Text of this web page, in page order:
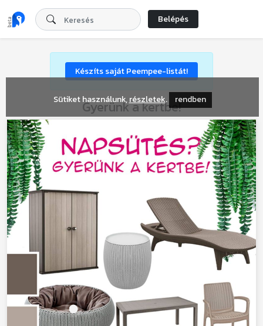
Sütiket használunk,részletek. rendben
Belépés
Készíts saját Peempee-listát!
Gyerünk a kertbe!